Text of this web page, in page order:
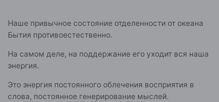
Наше привычное состояние отделенности от океана
Бытия противоестественно.
На самом деле, на поддержание его уходит вся наша
энергия.
Это энергия постоянного облечения восприятия в
слова, постоянное генерирование мыслей.